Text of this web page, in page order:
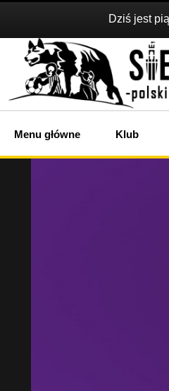
Dziś jest
Menu główne Klub